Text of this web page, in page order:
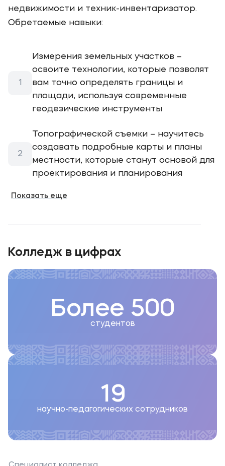
недвижимости и техник-инвентаризатор.
Обретаемые навыки:
Измерения земельных участков –
освоите технологии, которые позволят
вам точно определять границы и
площади, используя современные
геодезические инструменты
Топографической съемки – научитесь
создавать подробные карты и планы
местности, которые станут основой для
проектирования и планирования
Межевания территорий – станете
Показать еще
Колледж в цифрах
Более 500
студентов
19
научно-педагогических сотрудников